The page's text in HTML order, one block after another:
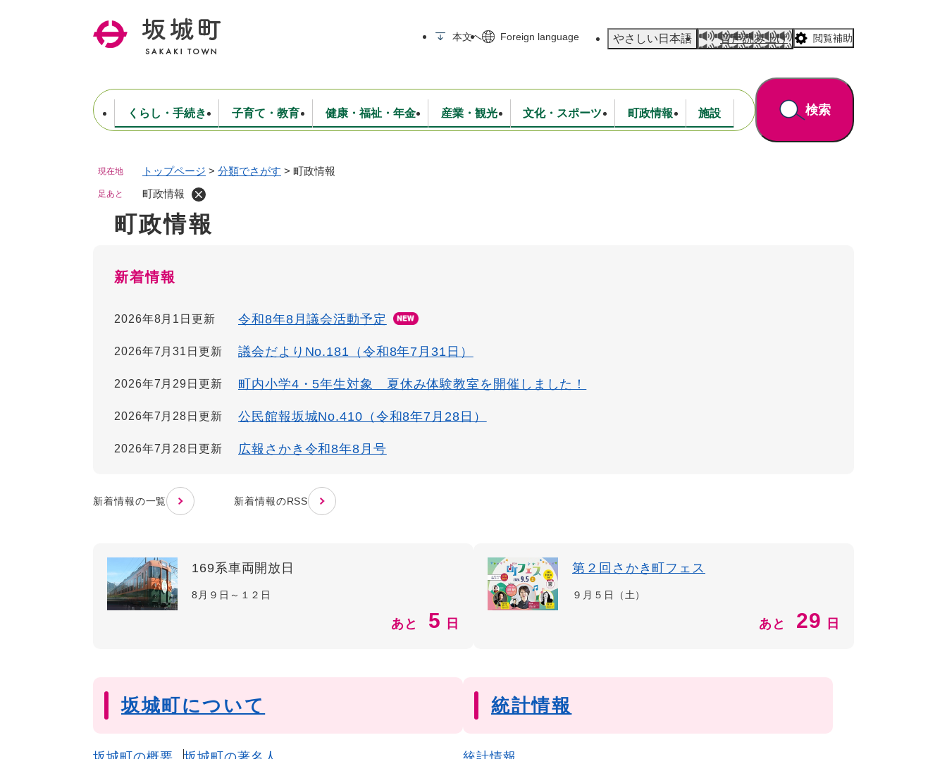
本文へ Foreign language やさしい日本語 音声読み上げ 閲覧補助
くらし・手続き
住民票・戸籍・証明 防災・行政無線
税金
子育て・教育
妊娠・出産・子育て 保育
健康・福祉・年金
健康・医療 福祉
産業・観光
商工業 農林業
文化・スポーツ
生涯学習・スポーツ 文化
町政情報
ようこそ町長室へ 坂城町について
人事・採用・職員
施設
公共施設
検索
現在地 トップページ > 分類でさがす > 町政情報
足あと 町政情報
町政情報
新着情報
2026年8月1日更新 令和8年8月議会活動予定
2026年7月31日更新 議会だよりNo.181（令和8年7月31日）
2026年7月29日更新 町内小学4・5年生対象 夏休み体験教室を開催しました！
2026年7月28日更新 公民館報坂城No.410（令和8年7月28日）
2026年7月28日更新 広報さかき令和8年8月号
新着情報の一覧 新着情報のRSS
169系車両開放日
8月９日～１２日
あと 5 日
第２回さかき町フェス
９月５日（土）
あと 29 日
坂城町について 統計情報